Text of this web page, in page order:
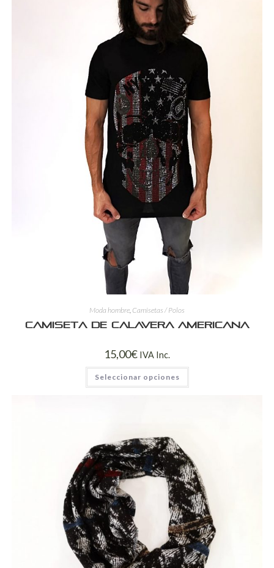
Moda hombre Camisetas / Polos
Camiseta de calavera americana
15,00€ IVA Inc.
Seleccionar opciones